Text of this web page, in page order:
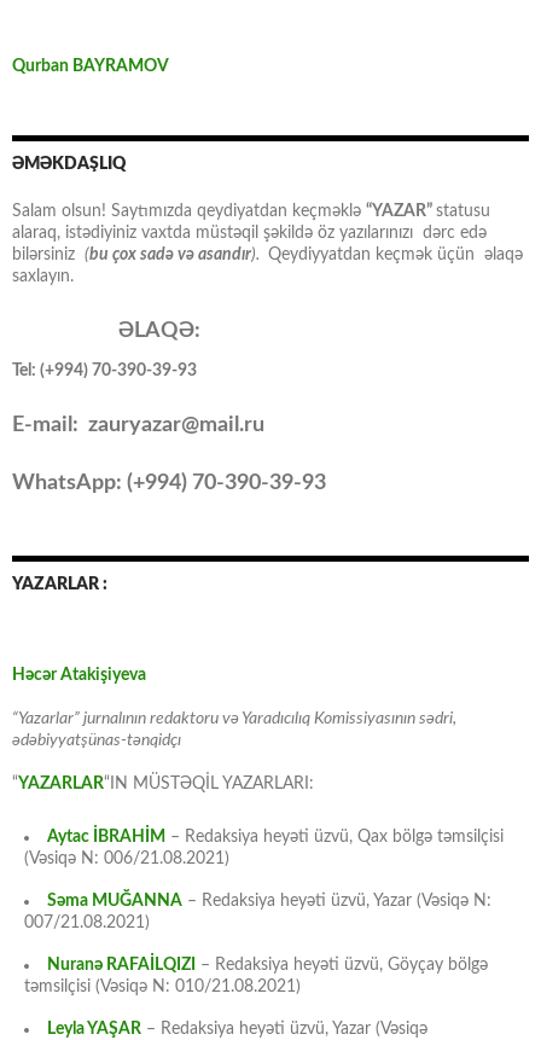
Qurban BAYRAMOV
ƏMƏKDAŞLIQ
Salam olsun! Saytımızda qeydiyatdan keçməklə “YAZAR” statusu
alaraq, istədiyiniz vaxtda müstəqil şəkildə öz yazılarınızı dərc edə
bilərsiniz (bu çox sadə və asandır). Qeydiyyatdan keçmək üçün əlaqə
saxlayın.
ƏLAQƏ:
Tel: (+994) 70-390-39-93
E-mail: zauryazar@mail.ru
WhatsApp: (+994) 70-390-39-93
YAZARLAR :
Həcər Atakişiyeva
“Yazarlar” jurnalının redaktoru və Yaradıcılıq Komissiyasının sədri,
ədəbiyyatşünas-tənqidçı
“YAZARLAR“IN MÜSTƏQİL YAZARLARI:
Aytac İBRAHİM – Redaksiya heyəti üzvü, Qax bölgə təmsilçisi
(Vəsiqə N: 006/21.08.2021)
Səma MUĞANNA – Redaksiya heyəti üzvü, Yazar (Vəsiqə N:
007/21.08.2021)
Nuranə RAFAİLQIZI
– Redaksiya heyəti üzvü, Göyçay bölgə
təmsilçisi (Vəsiqə N: 010/21.08.2021)
Leyla YAŞAR – Redaksiya heyəti üzvü, Yazar (Vəsiqə